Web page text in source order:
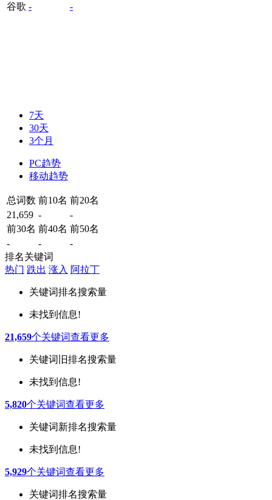
谷歌 - -
7天
30天
3个月
PC趋势
移动趋势
总词数 前10名 前20名
21,659 -
-
前30名 前40名 前50名
-
-
-
排名关键词
热门 跌出 涨入 阿拉丁
关键词排名搜索量
未找到信息!
21,659个关键词查看更多
关键词 旧排名搜索量
未找到信息!
5,820个关键词查看更多
关键词新排名搜索量
未找到信息!
5,929个关键词查看更多
关键词排名搜索量